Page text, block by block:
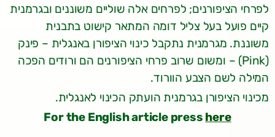
לפרחי הציפורנים; לפרחים אלה שוליים משוננים ובגרמנית
קיים פועל בעל צליל דומה המתאר קישוט בתבנית
משוננת. מגרמנית נתקבל כינוי הציפורן באנגלית – פינק
(Pink) – ומשום שרוב פרחי הציפורנים הם ורודים הפכה
המילה לשם הצבע הוורוד.
מכינוי הציפורן בגרמנית הועתק הכינוי לאנגלית.
For the English article press here